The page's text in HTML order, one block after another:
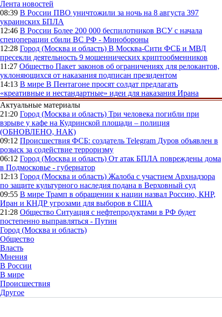
Лента новостей
08:39 В России ПВО уничтожили за ночь на 8 августа 397
украинских БПЛА
12:46 В России Более 200 000 беспилотников ВСУ с начала
спецоперации сбили ВС РФ - Минобороны
12:28 Город (Москва и область) В Москва-Сити ФСБ и МВД
пресекли деятельность 9 мошеннических криптообменников
11:27 Общество Пакет законов об ограничениях для релокантов,
уклоняющихся от наказания подписан президентом
14:13 В мире В Пентагоне просят солдат предлагать
«креативные и нестандартные» идеи для наказания Ирана
Актуальные материалы
21:20 Город (Москва и область) Три человека погибли при
взрыве у кафе на Кудринской площади – полиция
(ОБНОВЛЕНО, НАК)
09:12 Происшествия ФСБ: создатель Telegram Дуров объявлен в
розыск за содействие терроризму
06:12 Город (Москва и область) От атак БПЛА повреждены дома
в Подмосковье - губернатор
12:13 Город (Москва и область) Жалоба с участием Архнадзора
по защите культурного наследия подана в Верховный суд
09:55 В мире Трамп в обращении к нации назвал Россию, КНР,
Иран и КНДР угрозами для выборов в США
21:28 Общество Ситуация с нефтепродуктами в РФ будет
постепенно выправляться - Путин
Город (Москва и область)
Общество
Власть
Мнения
В России
В мире
Происшествия
Другое